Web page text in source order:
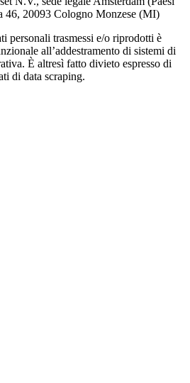
46, 20093 Cologno Monzese (MI)
personali trasmessi e/o riprodotti è
all’addestramento di sistemi di
È altresì fatto divieto espresso di
di data scraping.